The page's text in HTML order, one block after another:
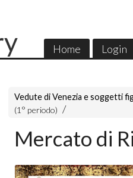
Home Login
Vedute di Venezia e soggetti
(1° periodo)
Mercato di